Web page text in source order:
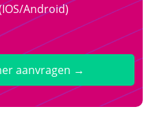
Android)
aanvragen →